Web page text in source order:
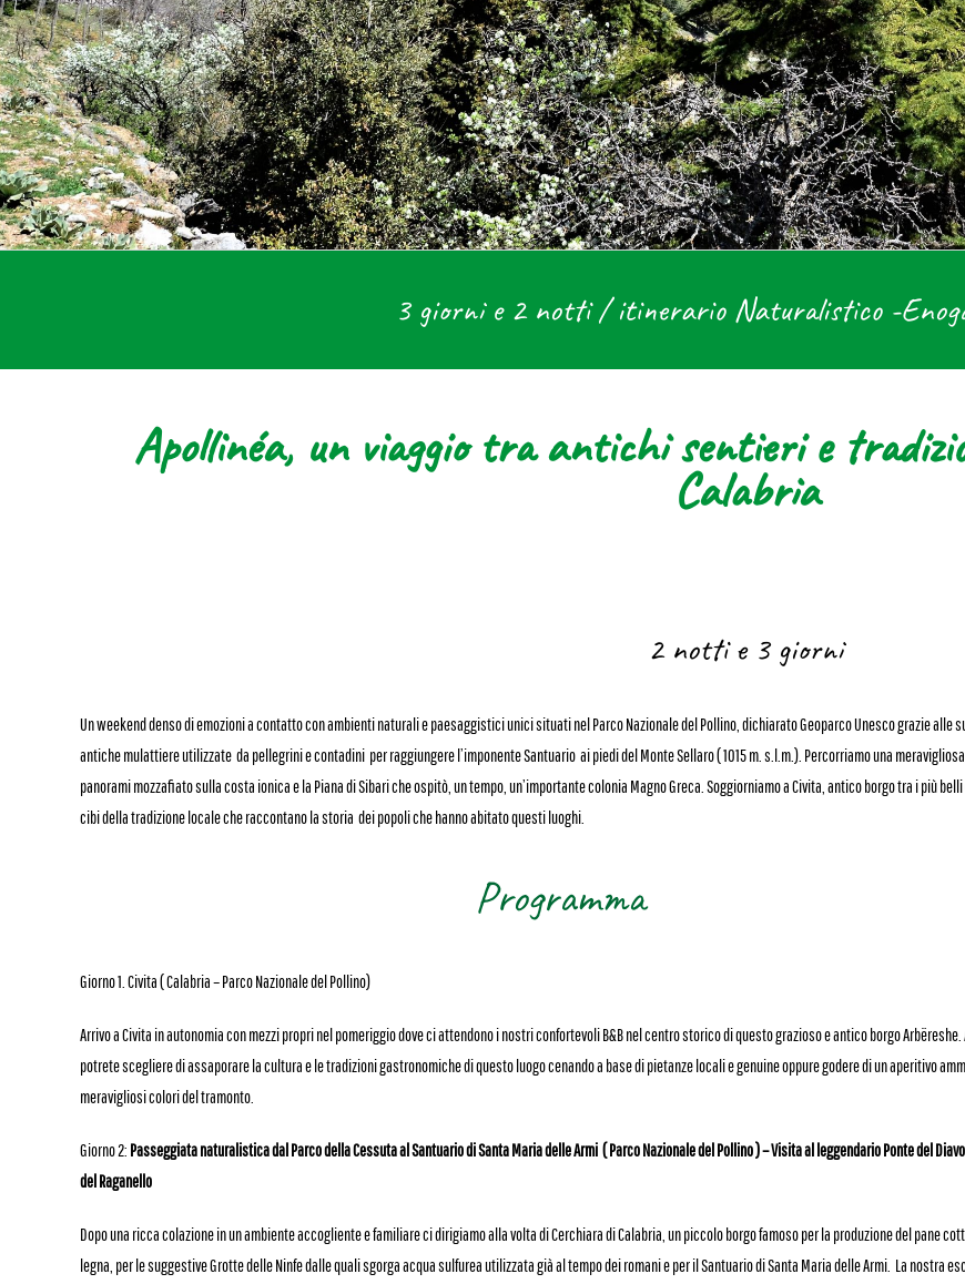
3 giorni e 2 notti / itinerario Naturalistico -
Apollinéa, un viaggio tra antichi sentieri e
Calabria
2 notti e 3 giorni
Un weekend denso di emozioni a contatto con ambienti naturali e paesaggistici unici situati nel Parco Nazionale del Pollino, dichiarato Geoparco Unesco grazie
antiche mulattiere utilizzate da pellegrini e contadini per raggiungere l’imponente Santuario ai piedi del Monte Sellaro ( 1015 m. s.l.m.). Percorriamo una
panorami mozzafiato sulla costa ionica e la Piana di Sibari che ospitò, un tempo, un’importante colonia Magno Greca. Soggiorniamo a Civita, antico borgo tra i più
cibi della tradizione locale che raccontano la storia dei popoli che hanno abitato questi luoghi.
Programma
Giorno 1. Civita ( Calabria – Parco Nazionale del Pollino)
Arrivo a Civita in autonomia con mezzi propri nel pomeriggio dove ci attendono i nostri confortevoli B&B nel centro storico di questo grazioso e antico borgo Arbëreshe.
potrete scegliere di assaporare la cultura e le tradizioni gastronomiche di questo luogo cenando a base di pietanze locali e genuine oppure godere di un aperitivo
meravigliosi colori del tramonto.
Giorno 2: Passeggiata naturalistica dal Parco della Cessuta al Santuario di Santa Maria delle Armi ( Parco Nazionale del Pollino )– Visita al leggendario Ponte del
del Raganello
Dopo una ricca colazione in un ambiente accogliente e familiare ci dirigiamo alla volta di Cerchiara di Calabria, un piccolo borgo famoso per la produzione del pane
legna, per le suggestive Grotte delle Ninfe dalle quali sgorga acqua sulfurea utilizzata già al tempo dei romani e per il Santuario di Santa Maria delle Armi. La nostra